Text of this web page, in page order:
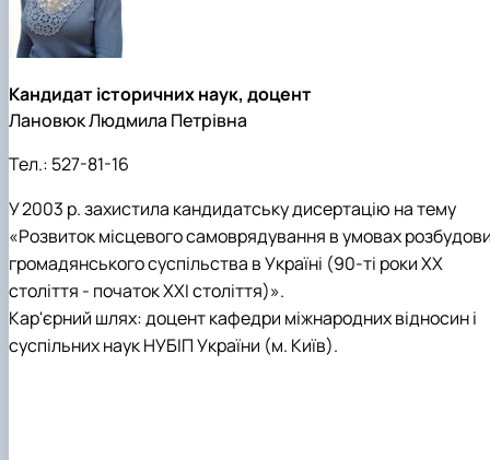
Кандидат історичних наук, доцент
Лановюк Людмила Петрівна
Тел.: 527-81-16
У 2003 р. захистила кандидатську дисертацію на тему
«Розвиток місцевого самоврядування в умовах
громадянського суспільства в Україні (90-ті роки ХХ
століття - початок XXI століття)».
Кар'єрний шлях: доцент кафедри міжнародних відносин і
суспільних наук НУБІП України (м. Київ).